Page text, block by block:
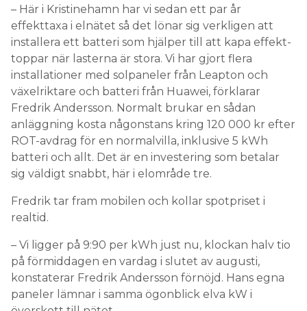
– Här i Kristinehamn har vi sedan ett par år
effekttaxa i elnätet så det lönar sig verkligen att
installera ett batteri som hjälper till att kapa effekt-
toppar när lasterna är stora. Vi har gjort flera
installationer med solpaneler från Leapton och
växelriktare och batteri från Huawei, förklarar
Fredrik Andersson. Normalt brukar en sådan
anläggning kosta någonstans kring 120 000 kr efter
ROT-avdrag för en normalvilla, inklusive 5 kWh
batteri och allt. Det är en investering som betalar
sig väldigt snabbt, här i elområde tre.
Fredrik tar fram mobilen och kollar spotpriset i
realtid.
– Vi ligger på 9:90 per kWh just nu, klockan halv tio
på förmiddagen en vardag i slutet av augusti,
konstaterar Fredrik Andersson förnöjd. Hans egna
paneler lämnar i samma ögonblick elva kW i